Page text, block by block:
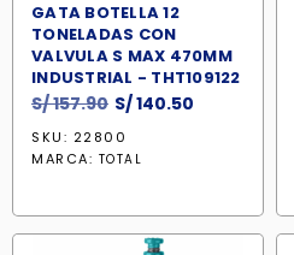
GATA BOTELLA 12
TONELADAS CON
VALVULA S MAX 470MM
INDUSTRIAL - THT109122
S/157.90 El
precio
original
S/140.50
SKU: 22800
MARCA: TOTAL